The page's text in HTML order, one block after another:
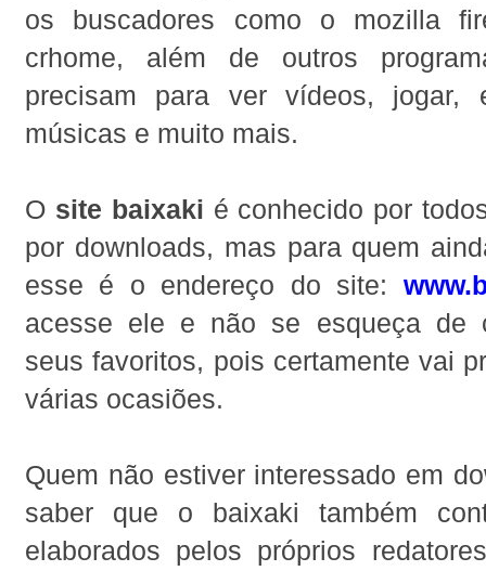
os buscadores como o mozilla
crhome, além de outros
precisam para ver vídeos, jogar,
músicas e muito mais.
O site baixaki é conhecido por
por downloads, mas para quem
esse é o endereço do site:
acesse ele e não se esqueça de
seus favoritos, pois certamente vai
várias ocasiões.
Quem não estiver interessado em
saber que o baixaki também
elaborados pelos próprios